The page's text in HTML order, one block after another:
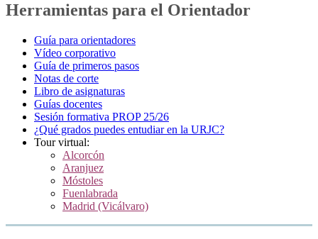
Herramientas para el Orientador
Guía para orientadores
Vídeo corporativo
Guía de primeros pasos
Notas de corte
Libro de asignaturas
Guías docentes
Sesión formativa PROP 25/26
¿Qué grados puedes entudiar en la URJC?
Tour virtual:
Alcorcón
Aranjuez
Móstoles
Fuenlabrada
Madrid (Vicálvaro)